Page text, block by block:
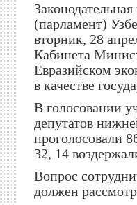
(парламент)
вторник, 28
Кабинета
Евразийском
в качестве
В голосовании
депутатов
проголосовали
32, 14
Вопрос
должен